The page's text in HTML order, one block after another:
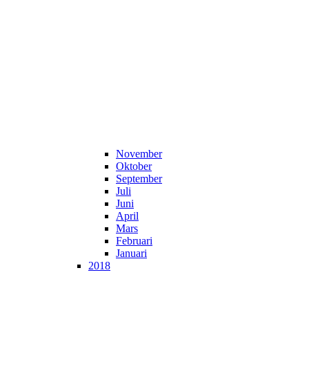
November
Oktober
September
Juli
Juni
April
Mars
Februari
Januari
2018